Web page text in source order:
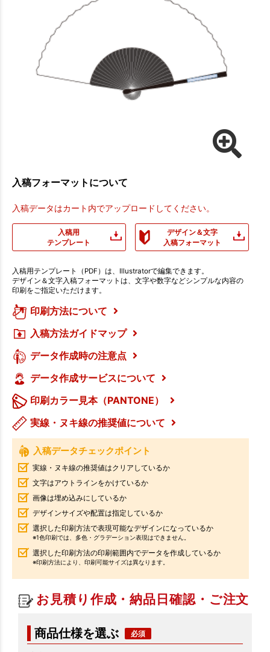
入稿フォーマットについて
入稿データはカート内でアップロードしてください。
入稿用
テンプレート
デザイン＆文字
入稿フォーマット
入稿用テンプレート（PDF）は、Illustratorで編集できます。
デザイン＆文字入稿フォーマットは、文字や数字などシンプルな内容の
印刷をご指定いただけます。
印刷方法について
入稿方法ガイドマップ
データ作成時の注意点
データ作成サービスについて
印刷カラー見本（PANTONE）
実線・ヌキ線の推奨値について
入稿データチェックポイント
実線・ヌキ線の推奨値はクリアしているか
文字はアウトラインをかけているか
画像は埋め込みにしているか
デザインサイズや配置は指定しているか
選択した印刷方法で表現可能なデザインになっているか
※1色印刷では、多色・グラデーション表現はできません。
選択した印刷方法の印刷範囲内でデータを作成しているか
※印刷方法により、印刷可能サイズは異なります。
お見積り作成・納品日確認・ご注文
商品仕様を選ぶ